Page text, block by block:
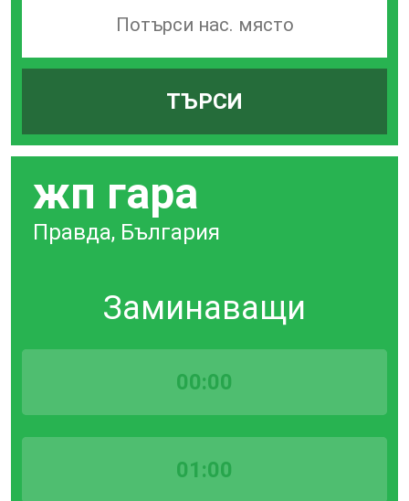
на
ТЪРСИ
жп гара
Правда, България
Заминаващи
00:00
01:00